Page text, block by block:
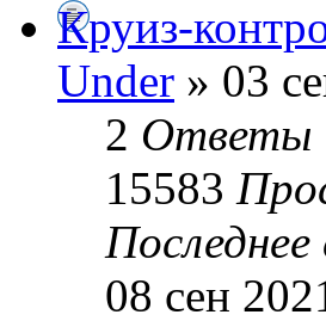
Круиз-
Under » 03
2 Ответы
15583
08 сен